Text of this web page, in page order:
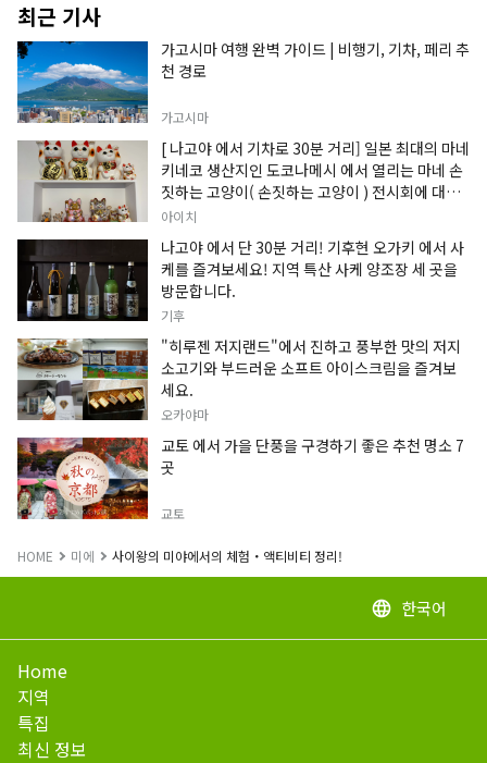
최근 기사
가고시마 여행 완벽 가이드 | 비행기, 기차, 페리 추
천 경로
가고시마
[ 나고야 에서 기차로 30분 거리] 일본 최대의 마네
키네코 생산지인 도코나메시 에서 열리는 마네 손
짓하는 고양이( 손짓하는 고양이 ) 전시회에 대한
정보입니다.
아이치
나고야 에서 단 30분 거리! 기후현 오가키 에서 사
케를 즐겨보세요! 지역 특산 사케 양조장 세 곳을
방문합니다.
기후
"히루젠 저지랜드"에서 진하고 풍부한 맛의 저지
소고기와 부드러운 소프트 아이스크림을 즐겨보
세요.
오카야마
교토 에서 가을 단풍을 구경하기 좋은 추천 명소 7
곳
교토
HOME 미에 사이왕의 미야에서의 체험・액티비티 정리!
language 한국어
Home
지역
특집
최신 정보